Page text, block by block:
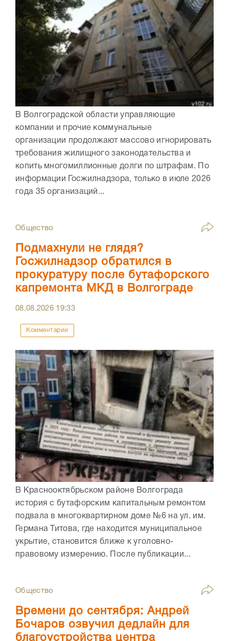
В Волгоградской области управляющие
компании и прочие коммунальные
организации продолжают массово игнорировать
требования жилищного законодательства и
копить многомиллионные долги по штрафам. По
информации Госжилнадзора, только в июле 2026
года 35 организаций...
Общество
Подмахнули не глядя?
Госжилнадзор обратился в
прокуратуру после бутафорского
капремонта МКД в Волгограде
08.08.2026 19:33
Комментарии
В Краснооктябрьском районе Волгограда
история с бутафорским капитальным ремонтом
подвала в многоквартирном доме №6 на ул. им.
Германа Титова, где находится муниципальное
укрытие, становится ближе к уголовно-
правовому измерению. После публикации...
Общество
Времени до сентября: Андрей
Бочаров озвучил дедлайн для
благоустройства центра